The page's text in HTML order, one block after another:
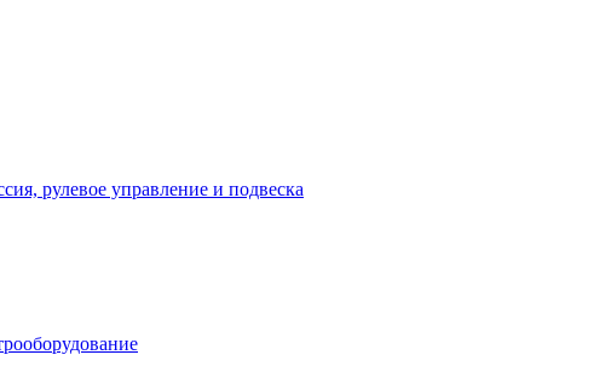
рулевое управление и подвеска